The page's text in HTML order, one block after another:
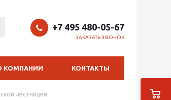
+7 495 480-05-67
ЗАКАЗАТЬ ЗВОНОК
КОМПАНИИ КОНТАКТЫ
лестницей